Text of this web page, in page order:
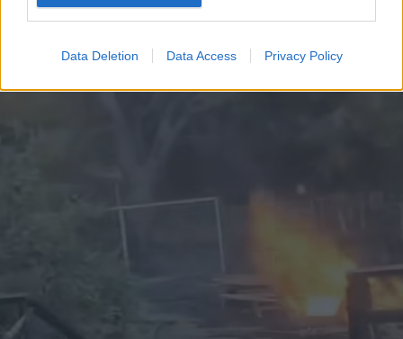
Data Deletion Data Access Privacy Policy